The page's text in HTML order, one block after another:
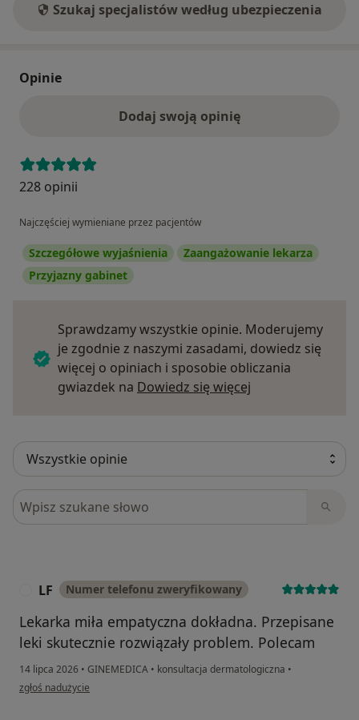
Szukaj specjalistów według ubezpieczenia
Opinie
Dodaj swoją opinię
228 opinii
Najczęściej wymieniane przez pacjentów
Szczegółowe wyjaśnienia
Zaangażowanie lekarza
Przyjazny gabinet
Sprawdzamy wszystkie opinie. Moderujemy
je zgodnie z naszymi zasadami, dowiedz się
więcej o opiniach i sposobie obliczania
gwiazdek na Dowiedz się więcej
Szukaj w opiniach
LF Numer telefonu zweryfikowany
Lekarka miła empatyczna dokładna. Przepisane
leki skutecznie rozwiązały problem. Polecam
14 lipca 2026 • GINEMEDICA • konsultacja dermatologiczna •
w opinii użytkownika LF
zgłoś nadużycie